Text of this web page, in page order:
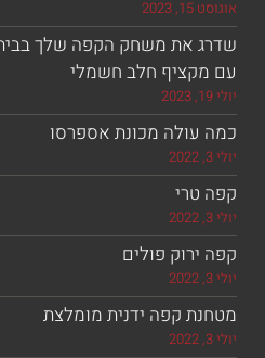
משחק הקפה שלך בבית ובמשרד
חלב חשמלי
מכונת אספרסו
פולים
קפה ידנית מומלצת